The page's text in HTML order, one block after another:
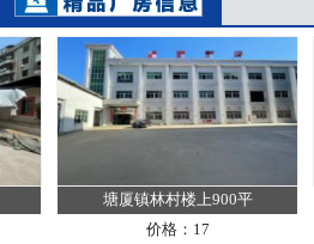
塘厦镇林村楼上900平
塘厦